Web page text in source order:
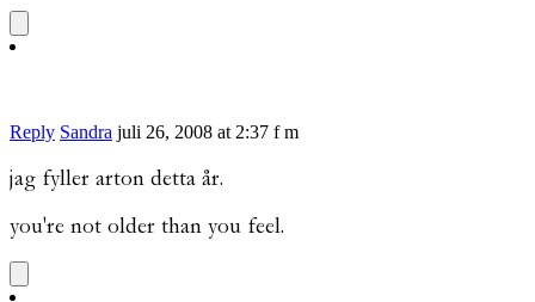
Reply Sandra juli 26, 2008 at 2:37 f m
jag fyller arton detta år.
you're not older than you feel.